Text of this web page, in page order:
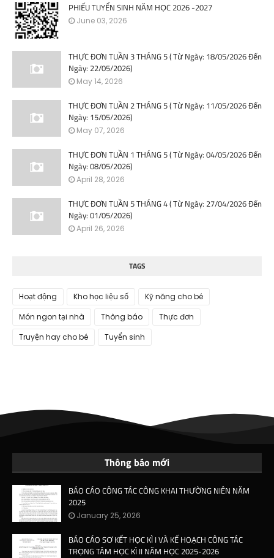
PHIẾU TUYỂN SINH NĂM HỌC 2026 -2027
June 03, 2026
THỰC ĐƠN TUẦN 3 THÁNG 5 ( Từ Ngày: 18/05/2026 Đến
Ngày: 22/05/2026)
May 14, 2026
THỰC ĐƠN TUẦN 2 THÁNG 5 ( Từ Ngày: 11/05/2026 Đến
Ngày: 15/05/2026)
May 07, 2026
THỰC ĐƠN TUẦN 1 THÁNG 5 ( Từ Ngày: 04/05/2026 Đến
Ngày: 08/05/2026)
April 28, 2026
THỰC ĐƠN TUẦN 5 THÁNG 4 ( Từ Ngày: 27/04/2026 Đến
Ngày: 01/05/2026)
April 26, 2026
TAGS
Hoạt động Kho học liệu số
Kỹ năng cho bé
Món ngon tại nhà
Thông báo
Thực đơn
Truyện hay cho bé
Tuyển sinh
Thông báo mới
BÁO CÁO CÔNG TÁC CÔNG KHAI THƯỜNG NIÊN NĂM
2025
January 25, 2026
BÁO CÁO SƠ KẾT HỌC KÌ I VÀ KẾ HOẠCH CÔNG TÁC
TRỌNG TÂM HỌC KÌ II NĂM HỌC 2025-2026